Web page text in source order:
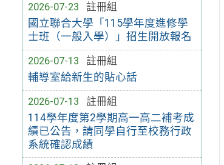
2026-07-23
註冊組
國立聯合大學「115學年度進修學
士班（一般入學）」招生開放報名
2026-07-13
註冊組
輔導室給新生的貼心話
2026-07-13
註冊組
114學年度第2學期高一高二補考成
績已公告，請同學自行至校務行政
系統確認成績